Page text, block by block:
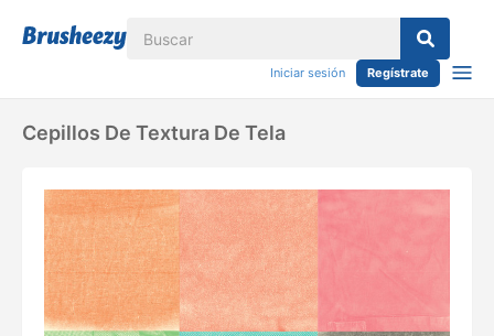
Iniciar sesión Regístrate
Cepillos De Textura De Tela